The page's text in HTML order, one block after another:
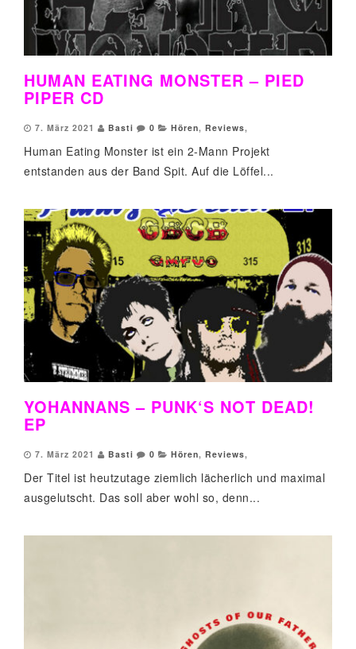
HUMAN EATING MONSTER – PIED
PIPER CD
7. März 2021 Basti 0 Hören, Reviews,
Human Eating Monster ist ein 2-Mann Projekt
entstanden aus der Band Spit. Auf die Löffel...
YOHANNANS – PUNK‘S NOT DEAD!
EP
7. März 2021 Basti 0 Hören, Reviews,
Der Titel ist heutzutage ziemlich lächerlich und maximal
ausgelutscht. Das soll aber wohl so, denn...